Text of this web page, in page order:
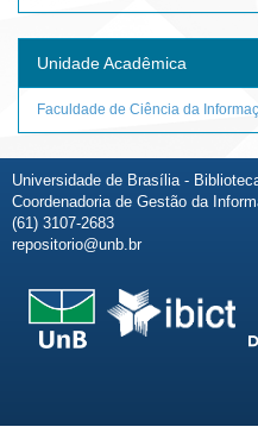
Unidade Acadêmica
Faculdade de Ciência da
Universidade de Brasília -
Coordenadoria de Gestão da
(61) 3107-2683
repositorio@unb.br